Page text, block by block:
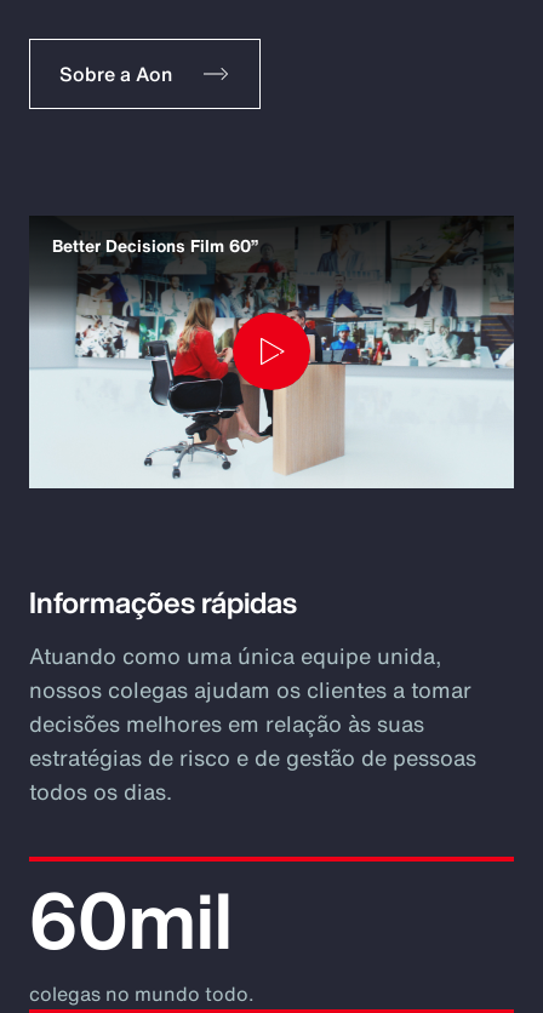
Sobre a Aon
Better Decisions Film 60”
Play
Informações rápidas
Atuando como uma única equipe unida,
nossos colegas ajudam os clientes a tomar
decisões melhores em relação às suas
estratégias de risco e de gestão de pessoas
todos os dias.
60mil
colegas no mundo todo.